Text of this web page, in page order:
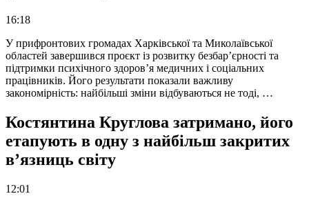
16:18
У прифронтових громадах Харківської та Миколаївської
областей завершився проєкт із розвитку безбар’єрності та
підтримки психічного здоров’я медичних і соціальних
працівників. Його результати показали важливу
закономірність: найбільші зміни відбуваються не тоді, …
Костянтина Круглова затримано, його
етапують в одну з найбільш закритих
в’язниць світу
12:01